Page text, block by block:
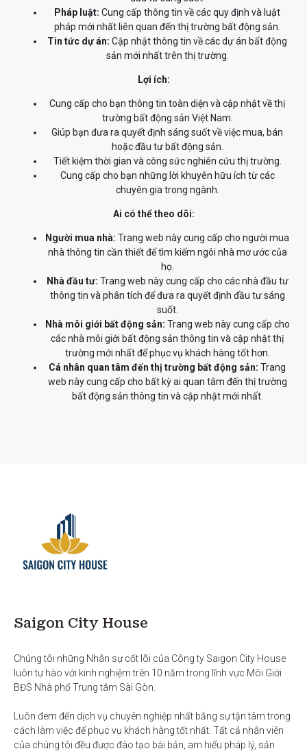
Pháp luật: Cung cấp thông tin về các quy định và luật
pháp mới nhất liên quan đến thị trường bất động sản.
Tin tức dự án: Cập nhật thông tin về các dự án bất động
sản mới nhất trên thị trường.
Lợi ích:
Cung cấp cho bạn thông tin toàn diện và cập nhật về thị
trường bất động sản Việt Nam.
Giúp bạn đưa ra quyết định sáng suốt về việc mua, bán
hoặc đầu tư bất động sản.
Tiết kiệm thời gian và công sức nghiên cứu thị trường.
Cung cấp cho bạn những lời khuyên hữu ích từ các
chuyên gia trong ngành.
Ai có thể theo dõi:
Người mua nhà: Trang web này cung cấp cho người mua
nhà thông tin cần thiết để tìm kiếm ngôi nhà mơ ước của
họ.
Nhà đầu tư: Trang web này cung cấp cho các nhà đầu tư
thông tin và phân tích để đưa ra quyết định đầu tư sáng
suốt.
Nhà môi giới bất động sản: Trang web này cung cấp cho
các nhà môi giới bất động sản thông tin và cập nhật thị
trường mới nhất để phục vụ khách hàng tốt hơn.
Cá nhân quan tâm đến thị trường bất động sản: Trang
web này cung cấp cho bất kỳ ai quan tâm đến thị trường
bất động sản thông tin và cập nhật mới nhất.
Saigon City House
Chúng tôi những Nhân sự cốt lõi của Công ty Saigon City House
luôn tự hào với kinh nghiệm trên 10 năm trong lĩnh vực Môi Giới
BĐS Nhà phố Trung tâm Sài Gòn.
Luôn đem đến dịch vụ chuyên nghiệp nhất bằng sự tận tâm trong
cách làm việc để phục vụ khách hàng tốt nhất. Tất cả nhân viên
của chúng tôi đều được đào tạo bài bản, am hiểu pháp lý, sản